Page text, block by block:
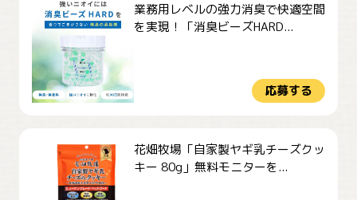
業務用レベルの強力消臭で快適空間
を実現！「消臭ビーズHARD...
応募する
花畑牧場「自家製ヤギ乳チーズクッ
キー 80g」無料モニターを...